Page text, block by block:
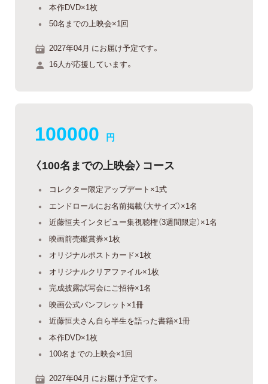
本作DVD×1枚
50名までの上映会×1回
2027年04月 にお届け予定です。
16人が応援しています。
100000 円
〈100名までの上映会〉コース
コレクター限定アップデート×1式
エンドロールにお名前掲載（大サイズ）×1名
近藤恒夫インタビュー集視聴権（3週間限定）×1名
映画前売鑑賞券×1枚
オリジナルポストカード×1枚
オリジナルクリアファイル×1枚
完成披露試写会にご招待×1名
映画公式パンフレット×1冊
近藤恒夫さん自ら半生を語った書籍×1冊
本作DVD×1枚
100名までの上映会×1回
2027年04月 にお届け予定です。